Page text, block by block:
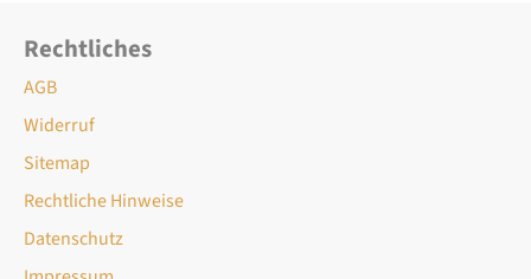
Rechtliches
AGB
Widerruf
Sitemap
Rechtliche Hinweise
Datenschutz